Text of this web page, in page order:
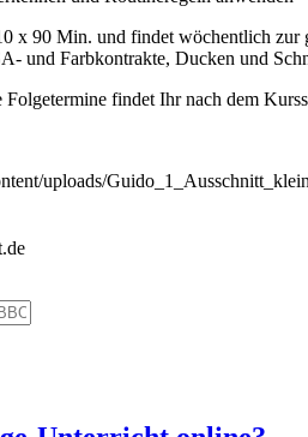
x 90 Min. und findet wöchentlich zur
und Farbkontrakte, Ducken und
findet Ihr nach dem